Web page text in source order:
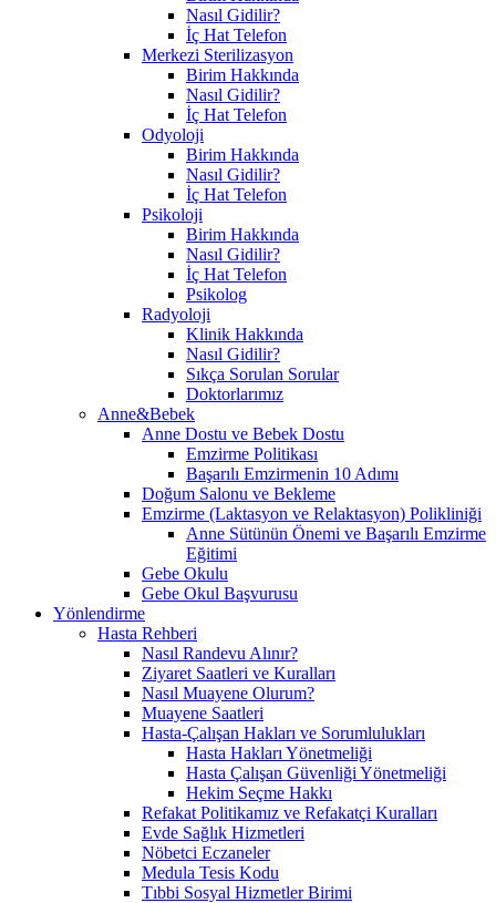
Nasıl Gidilir?
İç Hat Telefon
Merkezi Sterilizasyon
Birim Hakkında
Nasıl Gidilir?
İç Hat Telefon
Odyoloji
Birim Hakkında
Nasıl Gidilir?
İç Hat Telefon
Psikoloji
Birim Hakkında
Nasıl Gidilir?
İç Hat Telefon
Psikolog
Radyoloji
Klinik Hakkında
Nasıl Gidilir?
Sıkça Sorulan Sorular
Doktorlarımız
Anne&Bebek
Anne Dostu ve Bebek Dostu
Emzirme Politikası
Başarılı Emzirmenin 10 Adımı
Doğum Salonu ve Bekleme
Emzirme (Laktasyon ve Relaktasyon) Polikliniği
Anne Sütünün Önemi ve Başarılı Emzirme
Eğitimi
Gebe Okulu
Gebe Okul Başvurusu
Yönlendirme
Hasta Rehberi
Nasıl Randevu Alınır?
Ziyaret Saatleri ve Kuralları
Nasıl Muayene Olurum?
Muayene Saatleri
Hasta-Çalışan Hakları ve Sorumlulukları
Hasta Hakları Yönetmeliği
Hasta Çalışan Güvenliği Yönetmeliği
Hekim Seçme Hakkı
Refakat Politikamız ve Refakatçi Kuralları
Evde Sağlık Hizmetleri
Nöbetci Eczaneler
Medula Tesis Kodu
Tıbbi Sosyal Hizmetler Birimi